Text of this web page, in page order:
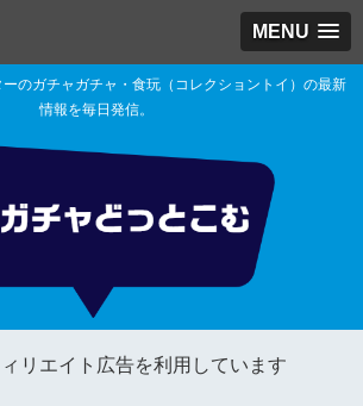
MENU
のガチャガチャ・食玩（コレクショントイ）の最新
情報を毎日発信。
リエイト広告を利用しています